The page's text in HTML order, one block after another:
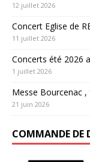
12 juillet 2026
Concert Eglise de
11 juillet 2026
Concerts été 2026
1 juillet 2026
Messe Bourcenac ,
21 juin 2026
COMMANDE DE